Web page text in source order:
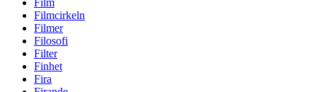
Filmcirkeln
Filmer
Filosofi
Filter
Finhet
Fira